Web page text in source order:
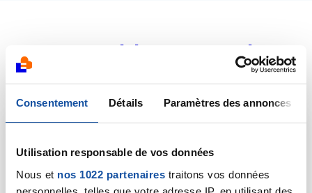
Consentement Détails Paramètres des annonces
Utilisation responsable de vos données
Nous et nos 1022 partenaires traitons vos données
Ensemble, contre le
cancer
PRÉVENIR ET PROMOUVOIR LA SANTÉ
ACCOMPAGNER LES PERSONNES MALADES ET